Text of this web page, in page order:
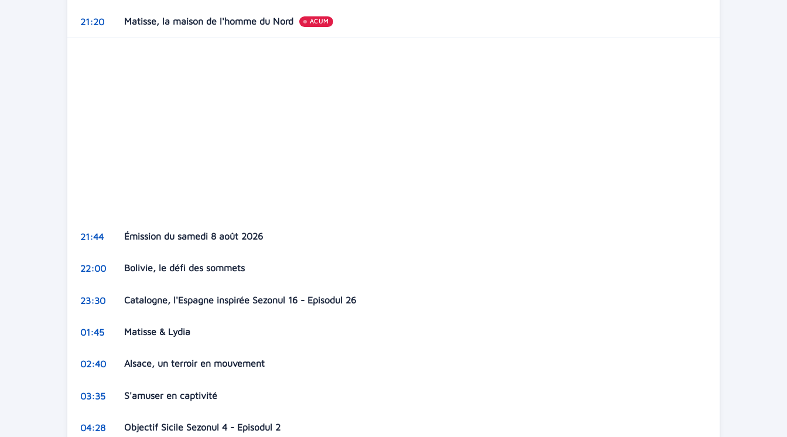
21:20 Matisse, la maison de l'homme du Nord ACUM
21:44 Émission du samedi 8 août 2026
22:00 Bolivie, le défi des sommets
23:30 Catalogne, l'Espagne inspirée Sezonul 16 - Episodul 26
01:45 Matisse & Lydia
02:40 Alsace, un terroir en mouvement
03:35 S'amuser en captivité
04:28 Objectif Sicile Sezonul 4 - Episodul 2